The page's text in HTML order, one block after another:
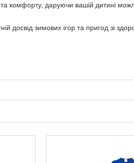
комфорту, даруючи вашій дитині
досвід зимових ігор та пригод зі